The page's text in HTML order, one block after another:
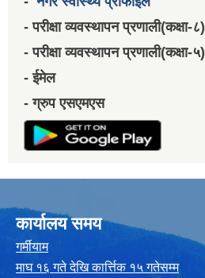
- परीक्षा व्यवस्थापन प्रणाली(कक्षा-८)
- परीक्षा व्यवस्थापन प्रणाली(कक्षा-५)
- ईमेल
- ग्रुप एसएमएस
कार्यालय समय
गर्मीयाम
माघ १६ गते देखि कार्त्तिक १५ गतेसम्म